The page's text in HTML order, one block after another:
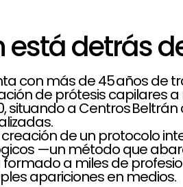
está detrás
con más de 45 años de
de prótesis capilares
situando a Centros
creación de un protocolo
—un método que
a miles de
apariciones en medios.